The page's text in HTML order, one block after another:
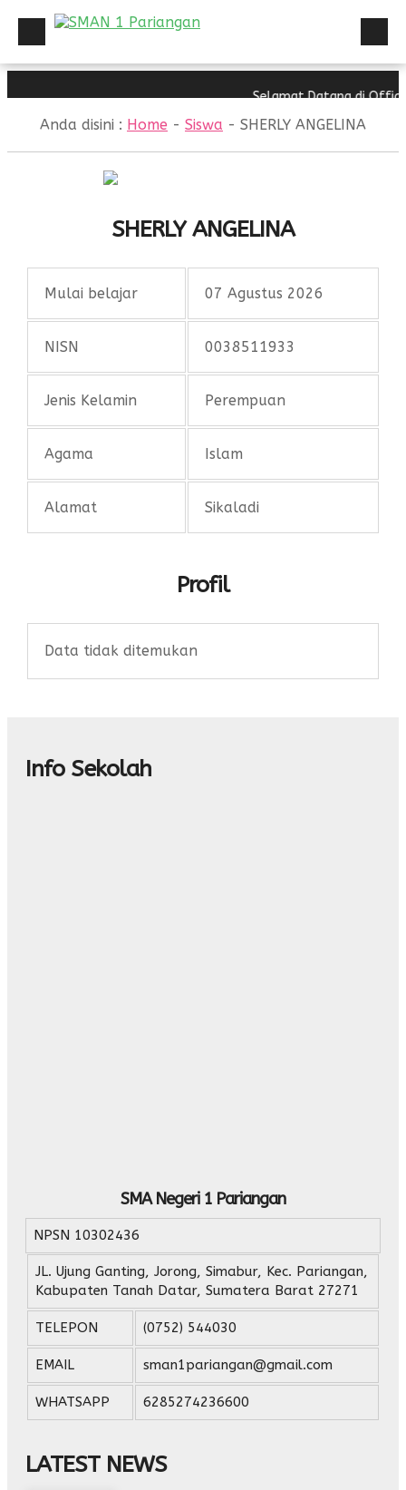
HOME
PROFIL
PPID
STRANDART PELAYANAN
PPID
NEWS
Selamat Datang di
Anda disini : Home - Siswa - SHERLY ANGELINA
SHERLY ANGELINA
Mulai belajar 07 Agustus 2026
NISN 0038511933
Jenis Kelamin Perempuan
Agama Islam
Alamat Sikaladi
Profil
Data tidak ditemukan
Info Sekolah
SMA Negeri 1 Pariangan
NPSN 10302436
JL. Ujung Ganting, Jorong, Simabur, Kec. Pariangan,
Kabupaten Tanah Datar, Sumatera Barat 27271
TELEPON (0752) 544030
EMAIL sman1pariangan@gmail.com
WHATSAPP 6285274236600
LATEST NEWS